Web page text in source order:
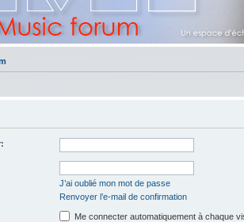
J’ai oublié mon mot de passe
Renvoyer l’e-mail de confirmation
Me connecter automatiquement à chaque